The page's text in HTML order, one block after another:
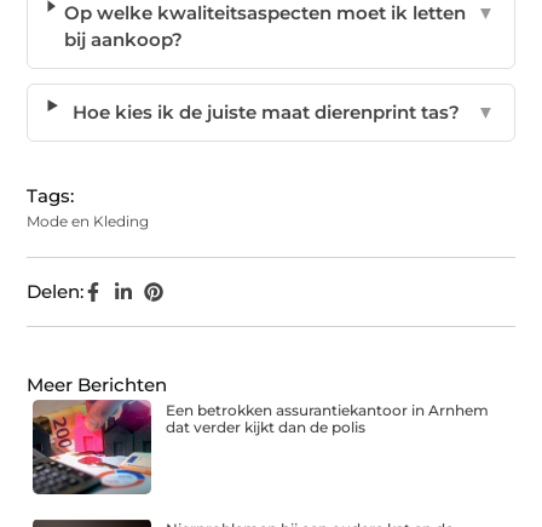
Op welke kwaliteitsaspecten moet ik letten
bij aankoop?
▼
Hoe kies ik de juiste maat dierenprint tas? ▼
Tags:
Mode en Kleding
Delen:
Meer Berichten
Een betrokken assurantiekantoor in Arnhem
dat verder kijkt dan de polis